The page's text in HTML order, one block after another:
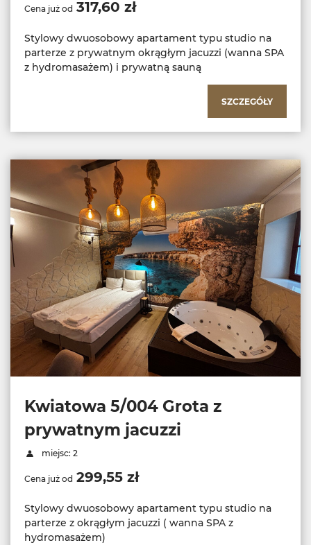
Cena już od 317,60 zł
Stylowy dwuosobowy apartament typu studio na
parterze z prywatnym okrągłym jacuzzi (wanna SPA
z hydromasażem) i prywatną sauną
SZCZEGÓŁY
Kwiatowa 5/004 Grota z
prywatnym jacuzzi
miejsc: 2
Cena już od 299,55 zł
Stylowy dwuosobowy apartament typu studio na
parterze z okrągłym jacuzzi ( wanna SPA z
hydromasażem)